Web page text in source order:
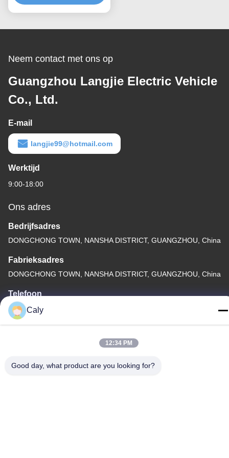
Fabriek
Neem contact met ons op
Guangzhou Langjie Electric Vehicle
Co., Ltd.
E-mail
langjie99@hotmail.com
Werktijd
9:00-18:00
Ons adres
Bedrijfsadres
DONGCHONG TOWN, NANSHA DISTRICT, GUANGZHOU, China
Fabrieksadres
DONGCHONG TOWN, NANSHA DISTRICT, GUANGZHOU, China
Telefoon
86--8619898299923
China Goede kwaliteit Elektrische Toeristenauto Auteursrecht ©
Caly
12:34 PM
Good day, what product are you looking for?